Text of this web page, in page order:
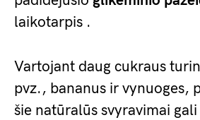
laikotarpis .
Vartojant daug cukraus
pvz., bananus ir vynuoges,
šie natūralūs svyravimai